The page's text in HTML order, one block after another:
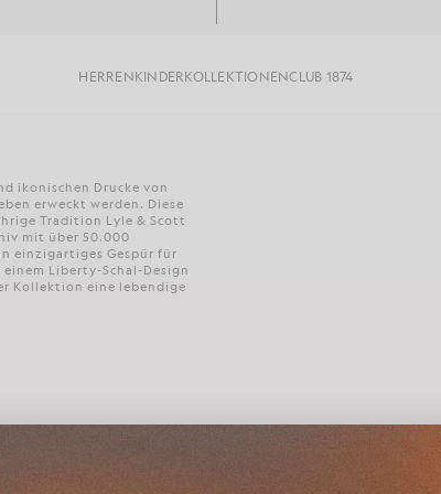
HERRENKINDERKOLLEKTIONENCLUB 1874
ikonischen Drucke von
erweckt werden. Diese
Tradition Lyle & Scott
mit über 50.000
einzigartiges Gespür für
Liberty-Schal-Design
Kollektion eine lebendige